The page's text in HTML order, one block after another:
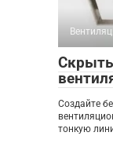
Создайте
тонкую